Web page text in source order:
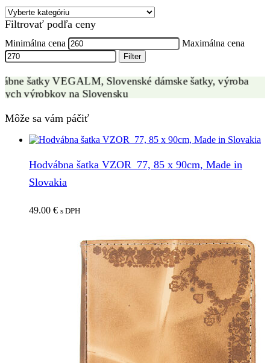
Filtrovať podľa ceny
Minimálna cena Maximálna cena
Filter
VÝROBA HODVÁBNYCH ŠATIEK
ZÁKAZKOVÁ VÝROBA
Môže sa vám páčiť
Hodvábna šatka VZOR_77, 85 x 90cm, Made in
Slovakia
49.00 € s DPH